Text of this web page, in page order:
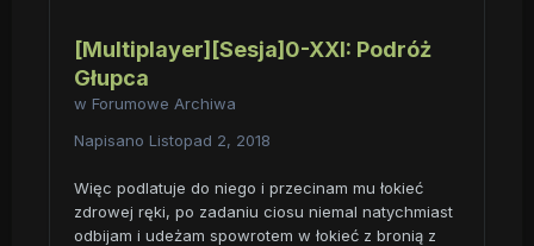
[Multiplayer][Sesja]0-XXI: Podróż
Głupca
w Forumowe Archiwa
Napisano Listopad 2, 2018
Więc podlatuje do niego i przecinam mu łokieć
zdrowej ręki, po zadaniu ciosu niemal natychmiast
odbijam i udeżam spowrotem w łokieć z bronią z